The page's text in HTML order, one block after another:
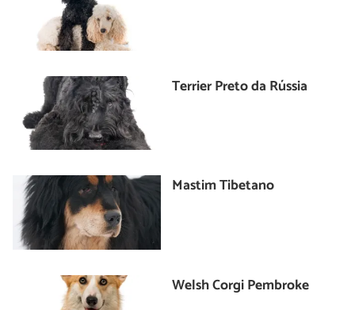
Terrier Preto da Rússia
Mastim Tibetano
Welsh Corgi Pembroke